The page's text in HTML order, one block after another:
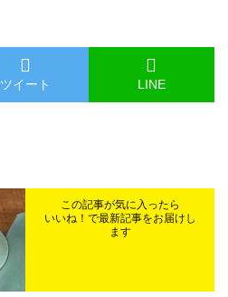
ツイート LINE
この記事が気に入ったら
いいね！で最新記事をお届けし
ます